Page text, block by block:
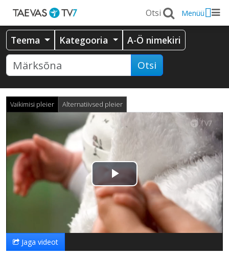
Menüü
Teema Kategooria A-Ö nimekiri
Otsi
Vaikimisi pleier Alternatiivsed pleier
Esita
video
Jaga videot